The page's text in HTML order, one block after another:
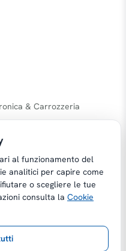
& Carrozzeria
| Powered by
Pittalà
al funzionamento del
analitici per capire come
o scegliere le tue
consulta la Cookie